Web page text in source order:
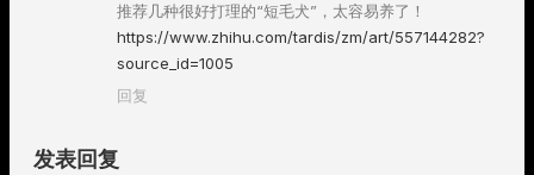
推荐几种很好打理的“短毛犬”，太容易养了！
https://www.zhihu.com/tardis/zm/art/557144282?
source_id=1005
回复
发表回复